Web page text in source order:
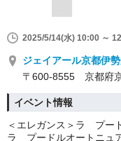
2025/5/14(水) 10:00 ～
ジェイアール京都伊
〒600-8555 京都府
イベント情報
＜エレガンス＞ラ プー
ラ プードルオートニュ